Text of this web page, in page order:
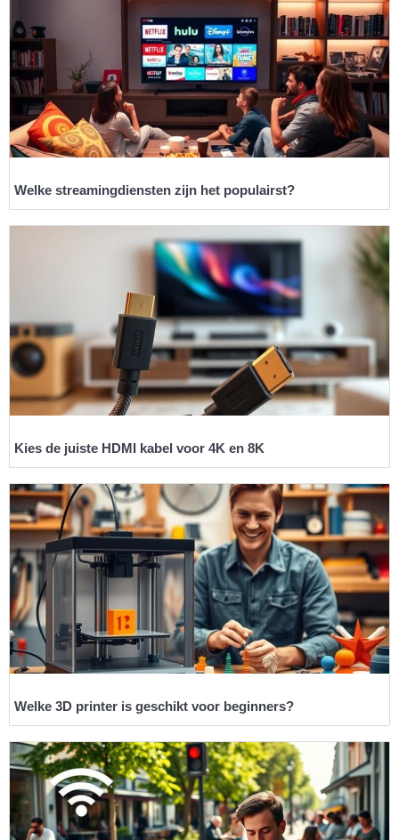
Welke streamingdiensten zijn het populairst?
Kies de juiste HDMI kabel voor 4K en 8K
Welke 3D printer is geschikt voor beginners?